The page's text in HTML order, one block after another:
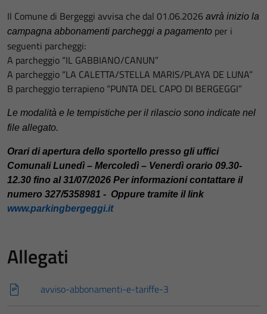
Il Comune di Bergeggi avvisa che dal 01.06.2026 avrà inizio la
campagna abbonamenti parcheggi a pagamento per i
seguenti parcheggi:
A parcheggio “IL GABBIANO/CANUN”
A parcheggio “LA CALETTA/STELLA MARIS/PLAYA DE LUNA”
B parcheggio terrapieno “PUNTA DEL CAPO DI BERGEGGI”
Le modalità e le tempistiche per il rilascio sono indicate nel
file allegato.
Orari di apertura dello sportello presso gli uffici
Comunali Lunedì – Mercoledì – Venerdì orario 09.30-
12.30 fino al 31/07/2026 Per informazioni contattare il
numero 327/5358981 - Oppure tramite il link
www.parkingbergeggi.it
Allegati
avviso-abbonamenti-e-tariffe-3